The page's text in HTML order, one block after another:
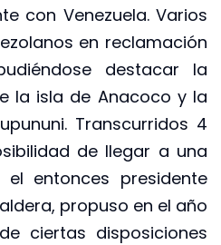
con Venezuela. Varios
en reclamación
destacar la
la isla de Anacoco y la
Transcurridos 4
de llegar a una
el entonces presidente
propuso en el año
ciertas disposiciones